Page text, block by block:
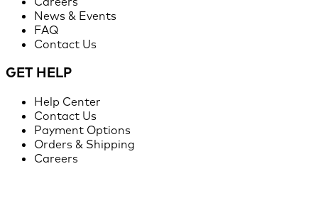
News & Events
FAQ
Contact Us
GET HELP
Help Center
Contact Us
Payment Options
Orders & Shipping
Careers